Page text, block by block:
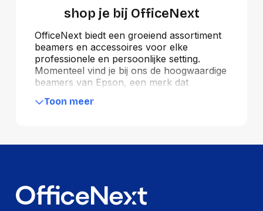
shop je bij OfficeNext
OfficeNext biedt een groeiend assortiment
beamers en accessoires voor elke
professionele en persoonlijke setting.
Momenteel vind je bij ons de hoogwaardige
beamers van Epson, een merk dat
prestaties en scherpe beeldkwaliteit.
Combineer jouw beamer met de juiste
accessoires voor een complete setup en
Toon meer